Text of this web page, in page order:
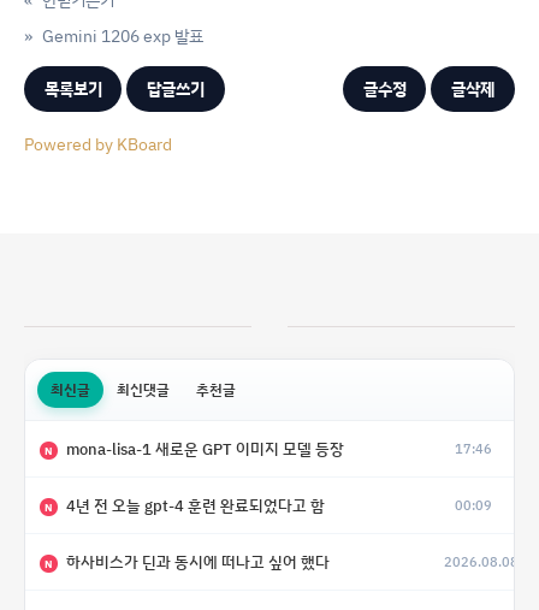
Gemini 1206 exp 발표
»
목록보기 답글쓰기 글수정 글삭제
Powered by KBoard
최신글 최신댓글 추천글
N mona-lisa-1 새로운 GPT 이미지 모델 등장 17:46
N 4년 전 오늘 gpt-4 훈련 완료되었다고 함 00:09
N 하사비스가 딘과 동시에 떠나고 싶어 했다 2026.08.08